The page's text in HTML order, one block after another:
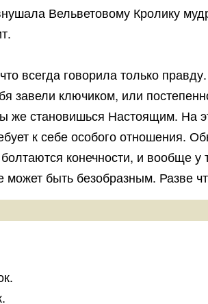
Вельветовому Кролику
всегда говорила только
завели ключиком, или
становишься Настоящим. На
к себе особого
конечности, и вообще
быть безобразным. Разве